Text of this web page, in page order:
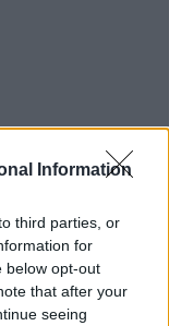
Information
third parties, or
for
below opt-out
that after your
seeing
έζησε σαν